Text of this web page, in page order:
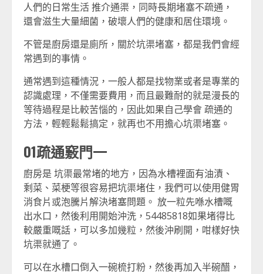
人們的日常生活 推介通渠，同時長期堵塞不疏通，
還會滋生大量細菌，破壞人們的健康和居住環境。
不管是廚房還是廁所，關於坑渠堵塞，都是我們會經
常遇到的事情。
通常遇到這種情況，一般人都是找物業或者是專業的
認識處理，不僅需要費用，而且最難耐的就是漫長的
等待過程是比較苦惱的，因此如果自己學會 疏通的
方法，輕輕鬆鬆搞定，就再也不用擔心坑渠堵塞。
01疏通竅門一
廚房是 坑渠最常堵的地方，因為水槽裡面有油漬、
剩菜、菜梗等很容易把坑渠堵住，我們可以使用健胃
消食片或泡騰片解決堵塞問題。 放一粒先喺水槽嘅
出水口，然後利用開始沖洗，54485818如果堵得比
較嚴重嘅話，可以多加幾粒，然後沖刷開，咁樣好快
坑渠就通了。
可以在水槽口倒入一碗梳打粉，然後再加入半碗醋，